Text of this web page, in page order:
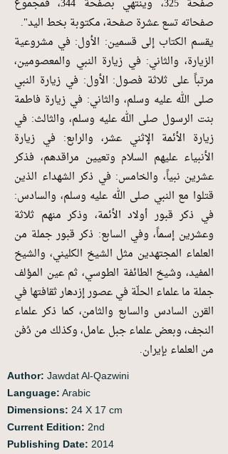
صفحاته تسع عشرة صفحة، مكتوبة بخط اليد".
يقسم الكتاب إلى قسمين: الأول: في مشروعية
الزيارة، والثاني: في زيارة النبي والمعصومين،
مرتباً على ثلاثة فصول: الأول: في زيارة النبي
صلى الله عليه وسلم، والثاني: في زيارة فاطمة
بنت الرسول صلى الله عليه وسلم، والثالث: في
زيارة الأئمة الإثني عشر، والرابع: في زيارة
الأنبياء عليهم السلام وتعيين مراقدهم، فذكر
عشرين نبياً، والخامس: في ذكر الشهداء الذين
قتلوا مع النبي صلى الله عليه وسلم، والسادس:
في ذكر قبور أولاد الأئمة، وذكر منهم ثلاثة
وعشرين إسماً، وفي السابع: ذكر قبور جملة من
العلماء المجتهدين مثل الشيخ الكليني، والشيخ
المفيد، وشيخ الطائفة الطوسي، ثم عين المؤلف
جملة ما علماء الحلّة في عصور إزدهار ثقافتها في
القرن السادس والسابع والثامن، كما ذكر علماء
النجف، وبعض علماء جبل عامل، وكذلك من دُفن
من العلماء بإيران.
Author: Jawdat Al-Qazwini
Language: Arabic
Dimensions: 24 X 17 cm
Current Edition: 2nd
Publishing Date: 2014